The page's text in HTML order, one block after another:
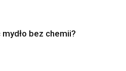
bez chemii?